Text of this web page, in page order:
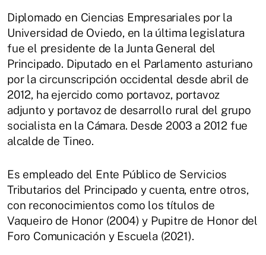
Diplomado en Ciencias Empresariales por la
Universidad de Oviedo, en la última legislatura
fue el presidente de la Junta General del
Principado. Diputado en el Parlamento asturiano
por la circunscripción occidental desde abril de
2012, ha ejercido como portavoz, portavoz
adjunto y portavoz de desarrollo rural del grupo
socialista en la Cámara. Desde 2003 a 2012 fue
alcalde de Tineo.
Es empleado del Ente Público de Servicios
Tributarios del Principado y cuenta, entre otros,
con reconocimientos como los títulos de
Vaqueiro de Honor (2004) y Pupitre de Honor del
Foro Comunicación y Escuela (2021).